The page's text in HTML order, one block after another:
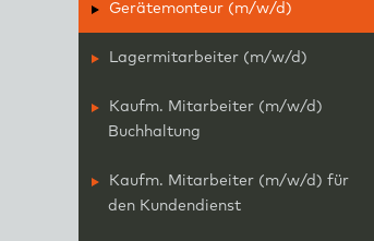
Gerätemonteur (m/w/d)
Lagermitarbeiter (m/w/d)
Kaufm. Mitarbeiter (m/w/d)
Buchhaltung
Kaufm. Mitarbeiter (m/w/d) für
den Kundendienst